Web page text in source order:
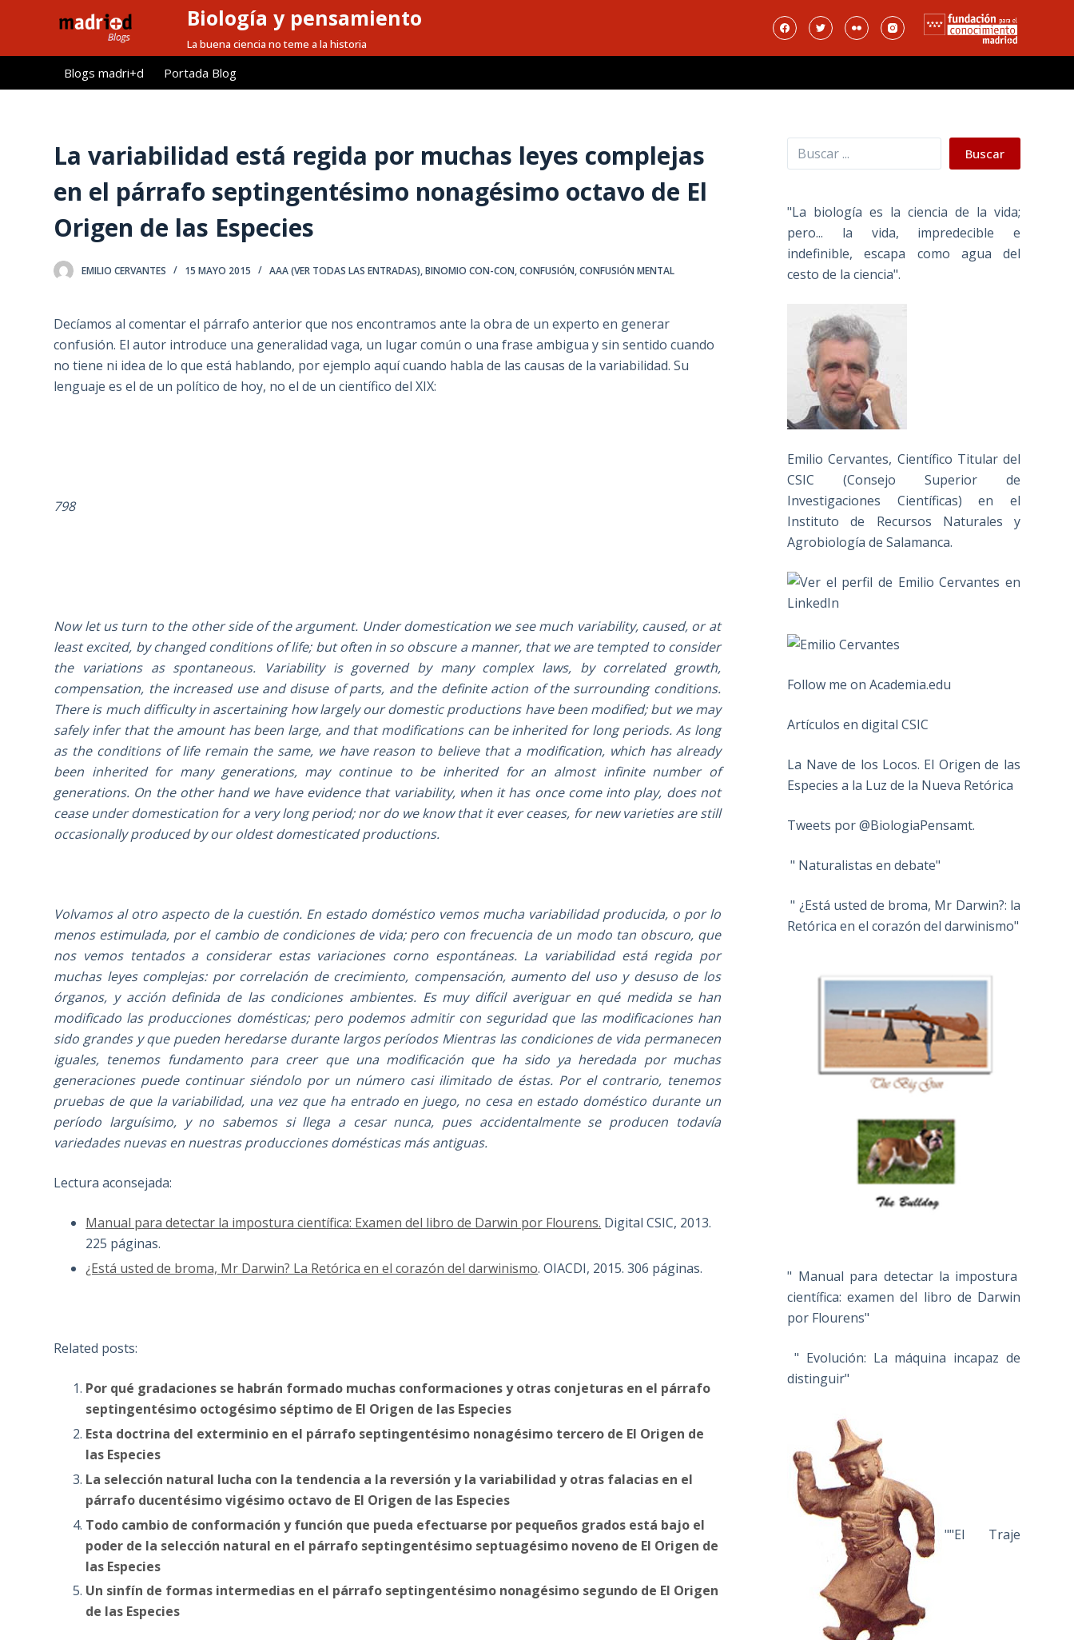
l
Biología y pensamiento
La buena ciencia no teme a la historia
Blogs madri+d Portada Blog
La variabilidad está regida por muchas leyes complejas
en el párrafo septingentésimo nonagésimo octavo de El
Origen de las Especies
EMILIO CERVANTES 15 MAYO 2015 AAA (VER TODAS LAS ENTRADAS),BINOMIO CON-CON,CONFUSIÓN,CONFUSIÓN MENTAL
Decíamos al comentar el párrafo anterior que nos encontramos ante la obra de un experto en generar
confusión. El autor introduce una generalidad vaga, un lugar común o una frase ambigua y sin sentido cuando
no tiene ni idea de lo que está hablando, por ejemplo aquí cuando habla de las causas de la variabilidad. Su
lenguaje es el de un político de hoy, no el de un científico del XIX:
798
Now let us turn to the other side of the argument. Under domestication we see much variability, caused, or at
least excited, by changed conditions of life; but often in so obscure a manner, that we are tempted to consider
the variations as spontaneous. Variability is governed by many complex laws, by correlated growth,
compensation, the increased use and disuse of parts, and the definite action of the surrounding conditions.
There is much difficulty in ascertaining how largely our domestic productions have been modified; but we may
safely infer that the amount has been large, and that modifications can be inherited for long periods. As long
as the conditions of life remain the same, we have reason to believe that a modification, which has already
been inherited for many generations, may continue to be inherited for an almost infinite number of
generations. On the other hand we have evidence that variability, when it has once come into play, does not
cease under domestication for a very long period; nor do we know that it ever ceases, for new varieties are still
occasionally produced by our oldest domesticated productions.
Volvamos al otro aspecto de la cuestión. En estado doméstico vemos mucha variabilidad producida, o por lo
menos estimulada, por el cambio de condiciones de vida; pero con frecuencia de un modo tan obscuro, que
nos vemos tentados a considerar estas variaciones corno espontáneas. La variabilidad está regida por
muchas leyes complejas: por correlación de crecimiento, compensación, aumento del uso y desuso de los
órganos, y acción definida de las condiciones ambientes. Es muy difícil averiguar en qué medida se han
modificado las producciones domésticas; pero podemos admitir con seguridad que las modificaciones han
sido grandes y que pueden heredarse durante largos períodos Mientras las condiciones de vida permanecen
iguales, tenemos fundamento para creer que una modificación que ha sido ya heredada por muchas
generaciones puede continuar siéndolo por un número casi ilimitado de éstas. Por el contrario, tenemos
pruebas de que la variabilidad, una vez que ha entrado en juego, no cesa en estado doméstico durante un
período larguísimo, y no sabemos si llega a cesar nunca, pues accidentalmente se producen todavía
variedades nuevas en nuestras producciones domésticas más antiguas.
Lectura aconsejada:
Manual para detectar la impostura científica: Examen del libro de Darwin por Flourens. Digital CSIC, 2013.
225 páginas.
¿Está usted de broma, Mr Darwin? La Retórica en el corazón del darwinismo. OIACDI, 2015. 306 páginas.
Related posts:
Por qué gradaciones se habrán formado muchas conformaciones y otras conjeturas en el párrafo
septingentésimo octogésimo séptimo de El Origen de las Especies
Esta doctrina del exterminio en el párrafo septingentésimo nonagésimo tercero de El Origen de
las Especies
La selección natural lucha con la tendencia a la reversión y la variabilidad y otras falacias en el
párrafo ducentésimo vigésimo octavo de El Origen de las Especies
Todo cambio de conformación y función que pueda efectuarse por pequeños grados está bajo el
poder de la selección natural en el párrafo septingentésimo septuagésimo noveno de El Origen de
las Especies
Un sinfín de formas intermedias en el párrafo septingentésimo nonagésimo segundo de El Origen
de las Especies
Buscar Buscar
"La biología es la ciencia de la vida;
pero... la vida, impredecible e
indefinible, escapa como agua del
cesto de la ciencia".
Emilio Cervantes, Científico Titular del
CSIC (Consejo Superior de
Investigaciones Científicas) en el
Instituto de Recursos Naturales y
Agrobiología de Salamanca.
Follow me on Academia.edu
Artículos en digital CSIC
La Nave de los Locos. El Origen de las
Especies a la Luz de la Nueva Retórica
Tweets por @BiologiaPensamt.
" Naturalistas en debate"
" ¿Está usted de broma, Mr Darwin?: la
Retórica en el corazón del darwinismo"
" Manual para detectar la impostura
científica: examen del libro de Darwin
por Flourens"
" Evolución: La máquina incapaz de
distinguir"
""El Traje